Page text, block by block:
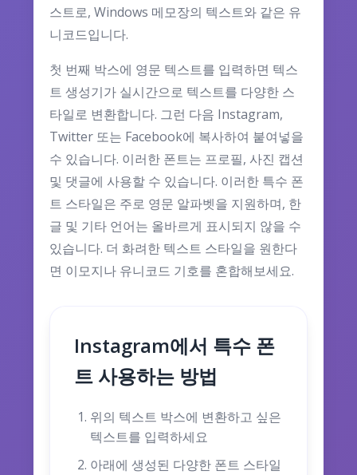
스트로, Windows 메모장의 텍스트와 같은 유
니코드입니다.
첫 번째 박스에 영문 텍스트를 입력하면 텍스
트 생성기가 실시간으로 텍스트를 다양한 스
타일로 변환합니다. 그런 다음 Instagram,
Twitter 또는 Facebook에 복사하여 붙여넣을
수 있습니다. 이러한 폰트는 프로필, 사진 캡션
및 댓글에 사용할 수 있습니다. 이러한 특수 폰
트 스타일은 주로 영문 알파벳을 지원하며, 한
글 및 기타 언어는 올바르게 표시되지 않을 수
있습니다. 더 화려한 텍스트 스타일을 원한다
면 이모지나 유니코드 기호를 혼합해보세요.
Instagram에서 특수 폰
트 사용하는 방법
위의 텍스트 박스에 변환하고 싶은
텍스트를 입력하세요
아래에 생성된 다양한 폰트 스타일